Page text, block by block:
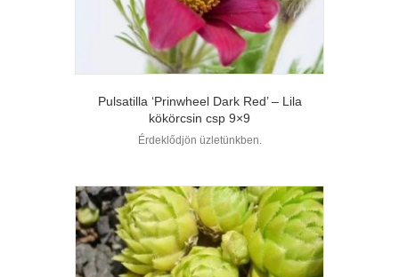
Pulsatilla ‘Prinwheel Dark Red’ – Lila
kökörcsin csp 9×9
Érdeklődjön üzletünkben.